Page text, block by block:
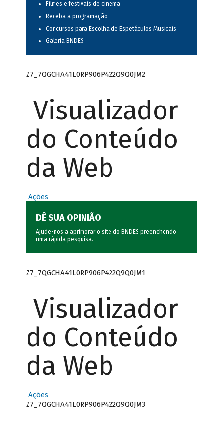
Filmes e festivais de cinema
Receba a programação
Concursos para Escolha de Espetáculos Musicais
Galeria BNDES
Z7_7QGCHA41L0RP906P422Q9Q0JM2
Visualizador
do Conteúdo
da Web
Ações
DÊ SUA OPINIÃO
Ajude-nos a aprimorar o site do BNDES preenchendo
uma rápida pesquisa.
Z7_7QGCHA41L0RP906P422Q9Q0JM1
Visualizador
do Conteúdo
da Web
Ações
Z7_7QGCHA41L0RP906P422Q9Q0JM3